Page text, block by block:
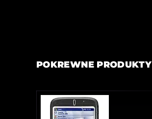
POKREWNE PRODUKTY